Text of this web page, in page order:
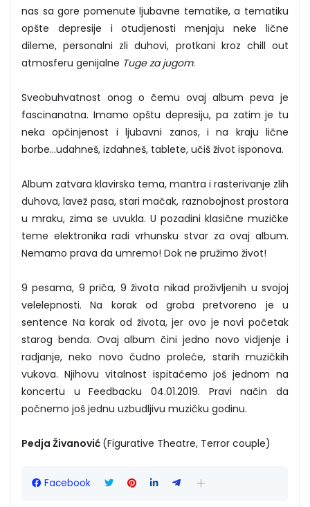
nas sa gore pomenute ljubavne tematike, a tematiku
opšte depresije i otudjenosti menjaju neke lične
dileme, personalni zli duhovi, protkani kroz chill out
atmosferu genijalne Tuge za jugom.
Sveobuhvatnost onog o čemu ovaj album peva je
fascinanatna. Imamo opštu depresiju, pa zatim je tu
neka opčinjenost i ljubavni zanos, i na kraju lične
borbe…udahneš, izdahneš, tablete, učiš život isponova.
Album zatvara klavirska tema, mantra i rasterivanje zlih
duhova, lavež pasa, stari mačak, raznobojnost prostora
u mraku, zima se uvukla. U pozadini klasične muzičke
teme elektronika radi vrhunsku stvar za ovaj album.
Nemamo prava da umremo! Dok ne pružimo život!
9 pesama, 9 priča, 9 života nikad proživljenih u svojoj
velelepnosti. Na korak od groba pretvoreno je u
sentence Na korak od života, jer ovo je novi početak
starog benda. Ovaj album čini jedno novo vidjenje i
radjanje, neko novo čudno proleće, starih muzičkih
vukova. Njihovu vitalnost ispitaćemo još jednom na
koncertu u Feedbacku 04.01.2019. Pravi način da
počnemo još jednu uzbudljivu muzičku godinu.
Pedja Živanović (Figurative Theatre, Terror couple)
Facebook